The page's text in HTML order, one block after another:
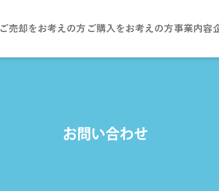
ご売却をお考えの方 ご購入をお考えの方事業内容
お問い合わせ